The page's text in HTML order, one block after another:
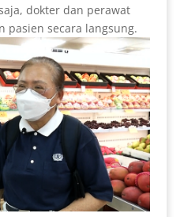
dokter dan perawat
pasien secara langsung.